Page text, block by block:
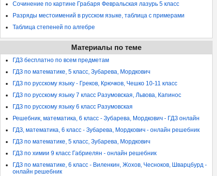
Сочинение по картине Грабаря Февральская лазурь 5 класс
Разряды местоимений в русском языке, таблица с примерами
Таблица степеней по алгебре
Материалы по теме
ГДЗ бесплатно по всем предметам
ГДЗ по математике, 5 класс, Зубарева, Мордкович
ГДЗ по русскому языку - Греков, Крючков, Чешко 10-11 класс
ГДЗ по русскому языку 7 класс Разумовская, Львова, Капинос
ГДЗ по русскому языку 6 класс Разумовская
Решебник, математика, 6 класс - Зубарева, Мордкович - ГДЗ онлайн
ГДЗ, математика, 6 класс - Зубарева, Мордкович - онлайн решебник
ГДЗ по математике, 5 класс, Зубарева, Мордкович
ГДЗ по химии 9 класс Габриелян - онлайн решебник
ГДЗ по математике, 6 класс - Виленкин, Жохов, Чесноков, Шварцбурд -
онлайн решебник